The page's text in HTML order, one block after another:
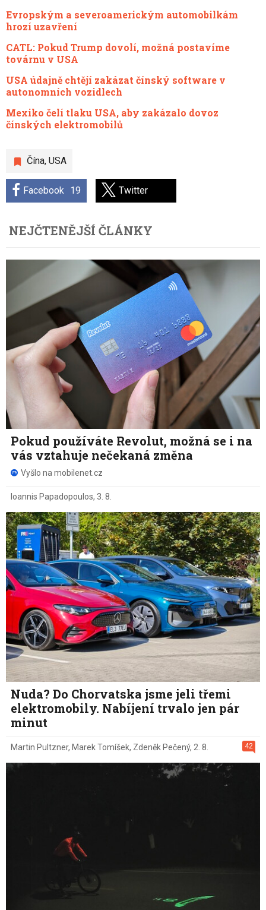
Čína, USA
Facebook 19 Twitter
Evropským a severoamerickým automobilkám
hrozí uzavření
CATL: Pokud Trump dovolí, možná postavíme
továrnu v USA
USA údajně chtějí zakázat čínský software v
autonomních vozidlech
Mexiko čelí tlaku USA, aby zakázalo dovoz
čínských elektromobilů
NEJČTENĚJŠÍ ČLÁNKY
Pokud používáte Revolut, možná se i na
vás vztahuje nečekaná změna
Vyšlo na mobilenet.cz
Ioannis Papadopoulos, 3. 8.
Nuda? Do Chorvatska jsme jeli třemi
elektromobily. Nabíjení trvalo jen pár
minut
42
Martin Pultzner, Marek Tomíšek, Zdeněk Pečený, 2. 8.